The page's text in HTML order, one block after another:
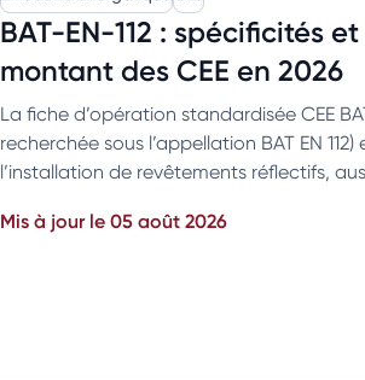
BAT-EN-112 : spécificités et
montant des CEE en 2026
La fiche d’opération standardisée CEE
recherchée sous l’appellation BAT EN
l’installation de revêtements réflectifs,
Mis à jour le 05 août 2026